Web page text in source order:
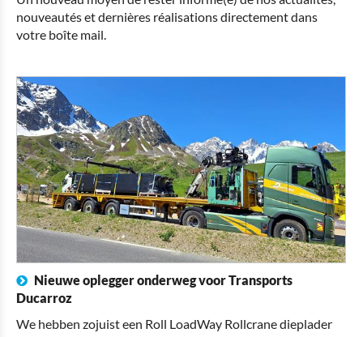
nouveautés et dernières réalisations directement dans
votre boîte mail.
Nieuwe oplegger onderweg voor Transports
Ducarroz
We hebben zojuist een Roll LoadWay Rollcrane dieplader